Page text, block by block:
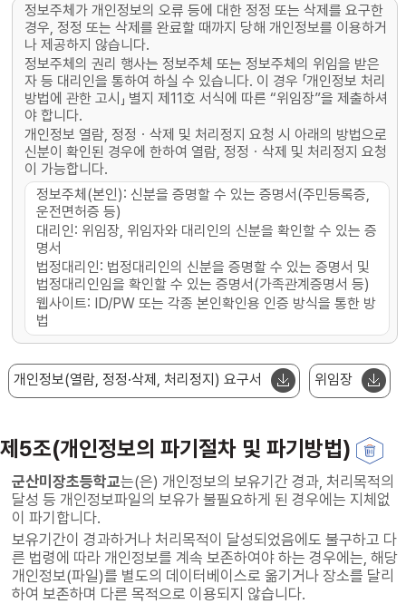
정보주체가 개인정보의 오류 등에 대한 정정 또는 삭제를 요구한
경우, 정정 또는 삭제를 완료할 때까지 당해 개인정보를 이용하거
나 제공하지 않습니다.
정보주체의 권리 행사는 정보주체 또는 정보주체의 위임을 받은
자 등 대리인을 통하여 하실 수 있습니다. 이 경우 「개인정보 처리
방법에 관한 고시」 별지 제11호 서식에 따른 “위임장”을 제출하셔
야 합니다.
개인정보 열람, 정정ㆍ삭제 및 처리정지 요청 시 아래의 방법으로
신분이 확인된 경우에 한하여 열람, 정정ㆍ삭제 및 처리정지 요청
이 가능합니다.
정보주체(본인): 신분을 증명할 수 있는 증명서(주민등록증,
운전면허증 등)
대리인: 위임장, 위임자와 대리인의 신분을 확인할 수 있는 증
명서
법정대리인: 법정대리인의 신분을 증명할 수 있는 증명서 및
법정대리인임을 확인할 수 있는 증명서(가족관계증명서 등)
웹사이트: ID/PW 또는 각종 본인확인용 인증 방식을 통한 방
법
개인정보(열람, 정정·삭제, 처리정지) 요구서 위임장
제5조(개인정보의 파기절차 및 파기방법)
군산미장초등학교는(은) 개인정보의 보유기간 경과, 처리목적의
달성 등 개인정보파일의 보유가 불필요하게 된 경우에는 지체없
이 파기합니다.
보유기간이 경과하거나 처리목적이 달성되었음에도 불구하고 다
른 법령에 따라 개인정보를 계속 보존하여야 하는 경우에는, 해당
개인정보(파일)를 별도의 데이터베이스로 옮기거나 장소를 달리
하여 보존하며 다른 목적으로 이용되지 않습니다.